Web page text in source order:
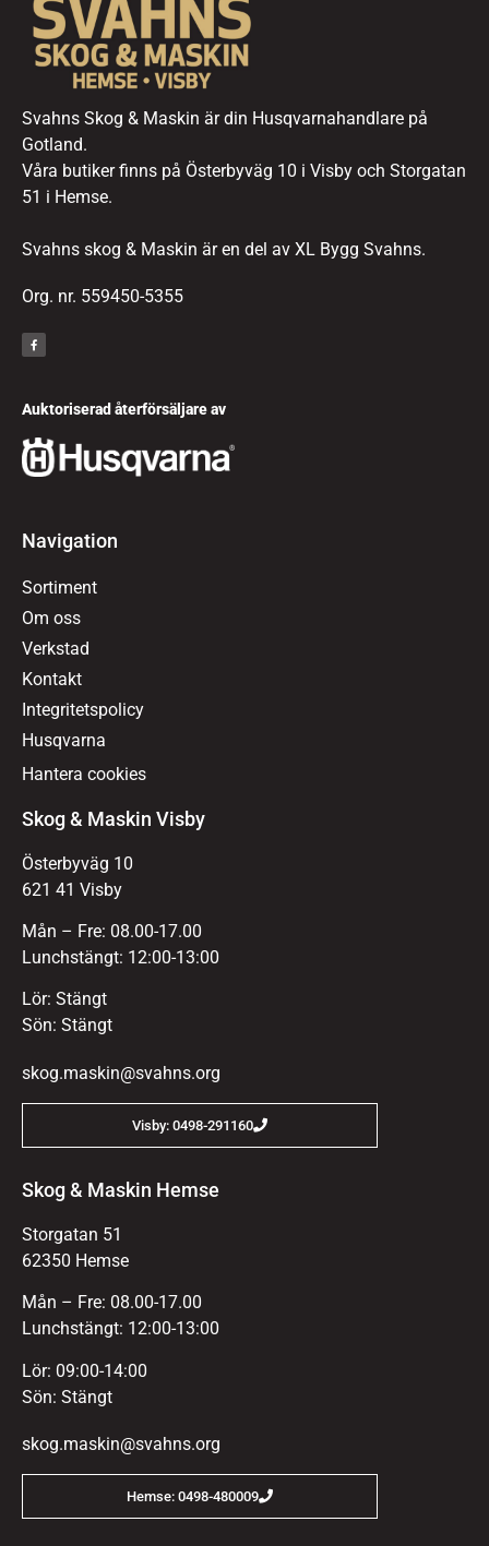
Svahns Skog & Maskin är din Husqvarnahandlare på
Gotland.
Våra butiker finns på Österbyväg 10 i Visby och Storgatan
51 i Hemse.
Svahns skog & Maskin är en del av XL Bygg Svahns.
Org. nr. 559450-5355
Auktoriserad återförsäljare av
Navigation
Sortiment
Om oss
Verkstad
Kontakt
Integritetspolicy
Husqvarna
Hantera cookies
Skog & Maskin Visby
Österbyväg 10
621 41 Visby
Mån – Fre: 08.00-17.00
Lunchstängt: 12:00-13:00
Lör: Stängt
Sön: Stängt
skog.maskin@svahns.org
Visby: 0498-291160
Skog & Maskin Hemse
Storgatan 51
62350 Hemse
Mån – Fre: 08.00-17.00
Lunchstängt: 12:00-13:00
Lör: 09:00-14:00
Sön: Stängt
skog.maskin@svahns.org
Hemse: 0498-480009